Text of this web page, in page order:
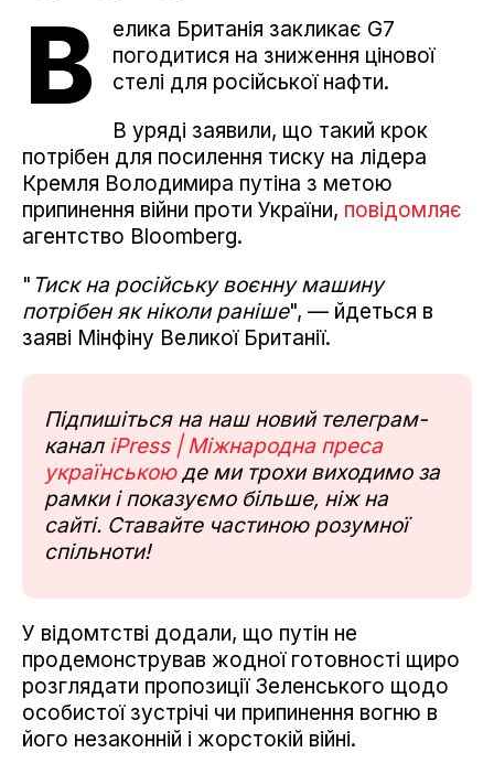
В
елика Британія закликає G7
погодитися на зниження цінової
стелі для російської нафти.
В уряді заявили, що такий крок
потрібен для посилення тиску на лідера
Кремля Володимира путіна з метою
припинення війни проти України, повідомляє
агентство Bloomberg.
" Тиск на російську воєнну машину
потрібен як ніколи раніше", — йдеться в
заяві Мінфіну Великої Британії.
Підпишіться на наш новий телеграм-
канал iPress | Міжнародна преса
українськоюде ми трохи виходимо за
рамки і показуємо більше, ніж на
сайті. Ставайте частиною розумної
спільноти!
У відомтстві додали, що путін не
продемонстрував жодної готовності щиро
розглядати пропозиції Зеленського щодо
особистої зустрічі чи припинення вогню в
його незаконній і жорстокій війні.